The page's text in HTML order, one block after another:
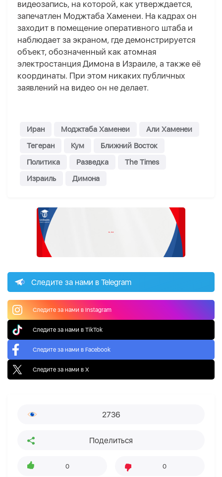
видеозапись, на которой, как утверждается,
запечатлен Моджтаба Хаменеи. На кадрах он
заходит в помещение оперативного штаба и
наблюдает за экраном, где демонстрируется
объект, обозначенный как атомная
электростанция Димона в Израиле, а также её
координаты. При этом никаких публичных
заявлений на видео он не делает.
Иран Моджтаба Хаменеи
Али Хаменеи
Тегеран
Кум
Ближний Восток
Политика
Разведка
The Times
Израиль
Димона
Следите за нами в Telegram
Следите за нами в Instagram
Следите за нами в TikTok
Следите за нами в Facebook
Следите за нами в X
2736
Поделиться
0 0